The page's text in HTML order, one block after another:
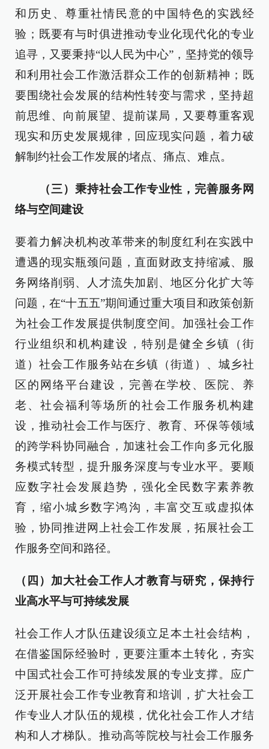
和历史、尊重社情民意的中国特色的实践经
验；既要有与时俱进推动专业化现代化的专业
追寻，又要秉持“以人民为中心”，坚持党的领导
和利用社会工作激活群众工作的创新精神；既
要围绕社会发展的结构性转变与需求，坚持超
前思维、向前展望、提前谋局，又要尊重客观
现实和历史发展规律，回应现实问题，着力破
解制约社会工作发展的堵点、痛点、难点。
（三）秉持社会工作专业性，完善服务网
络与空间建设
要着力解决机构改革带来的制度红利在实践中
遭遇的现实瓶颈问题，直面财政支持缩减、服
务网络削弱、人才流失加剧、地区分化扩大等
问题，在“十五五”期间通过重大项目和政策创新
为社会工作发展提供制度空间。加强社会工作
行业组织和机构建设，特别是健全乡镇（街
道）社会工作服务站在乡镇（街道）、城乡社
区的网络平台建设，完善在学校、医院、养
老、社会福利等场所的社会工作服务机构建
设，推动社会工作与医疗、教育、环保等领域
的跨学科协同融合，加速社会工作向多元化服
务模式转型，提升服务深度与专业水平。要顺
应数字社会发展趋势，强化全民数字素养教
育，缩小城乡数字鸿沟，丰富交互或虚拟体
验，协同推进网上社会工作发展，拓展社会工
作服务空间和路径。
（四）加大社会工作人才教育与研究，保持行
业高水平与可持续发展
社会工作人才队伍建设须立足本土社会结构，
在借鉴国际经验时，更要注重本土转化，夯实
中国式社会工作可持续发展的专业支撑。应广
泛开展社会工作专业教育和培训，扩大社会工
作专业人才队伍的规模，优化社会工作人才结
构和人才梯队。推动高等院校与社会工作服务